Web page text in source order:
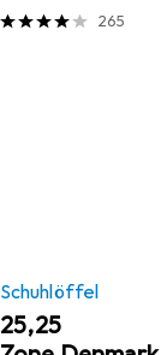
265
Schuhlöffel
EUR
25,25